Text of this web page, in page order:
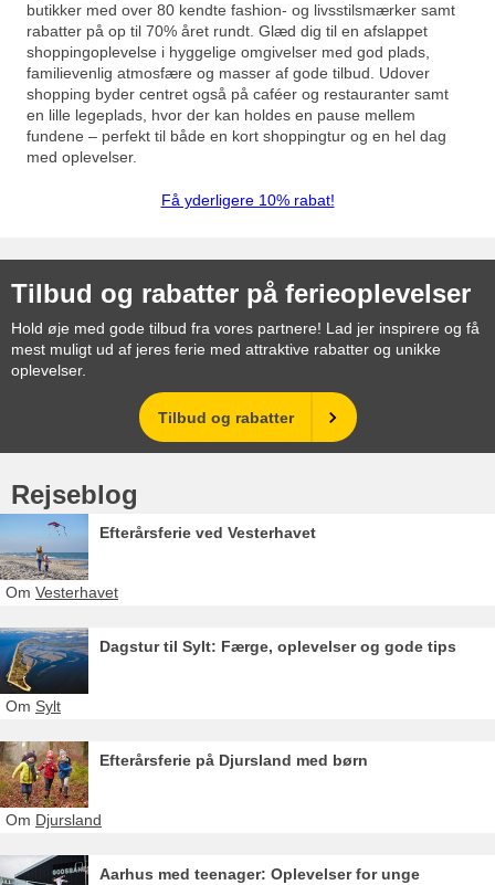
butikker med over 80 kendte fashion- og livsstilsmærker samt
rabatter på op til 70% året rundt. Glæd dig til en afslappet
shoppingoplevelse i hyggelige omgivelser med god plads,
familievenlig atmosfære og masser af gode tilbud. Udover
shopping byder centret også på caféer og restauranter samt
en lille legeplads, hvor der kan holdes en pause mellem
fundene – perfekt til både en kort shoppingtur og en hel dag
med oplevelser.
Få yderligere 10% rabat!
Tilbud og rabatter på ferieoplevelser
Hold øje med gode tilbud fra vores partnere! Lad jer inspirere og få
mest muligt ud af jeres ferie med attraktive rabatter og unikke
oplevelser.
Tilbud og rabatter
Rejseblog
Efterårsferie ved Vesterhavet
Om Vesterhavet
Dagstur til Sylt: Færge, oplevelser og gode tips
Om Sylt
Efterårsferie på Djursland med børn
Om Djursland
Aarhus med teenager: Oplevelser for unge